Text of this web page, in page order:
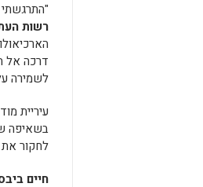
רשות
דרכה אל
לשמירה
עיריית
בשאיפה
לחקור את
חיים